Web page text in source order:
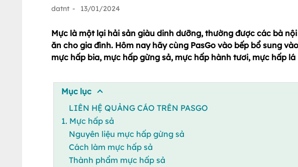
datnt - 13/01/2024
Mực là một lại hải sản giàu dinh dưỡng, thường được các bà
ăn cho gia đình. Hôm nay hãy cùng PasGo vào bếp bổ sung
mực hấp bia, mực hấp gừng sả, mực hấp hành tươi, mực hấp
Mục lục
LIÊN HỆ QUẢNG CÁO TRÊN PASGO
1. Mực hấp sả
Nguyên liệu mực hấp gừng sả
Cách làm mực hấp sả
Thành phẩm mực hấp sả